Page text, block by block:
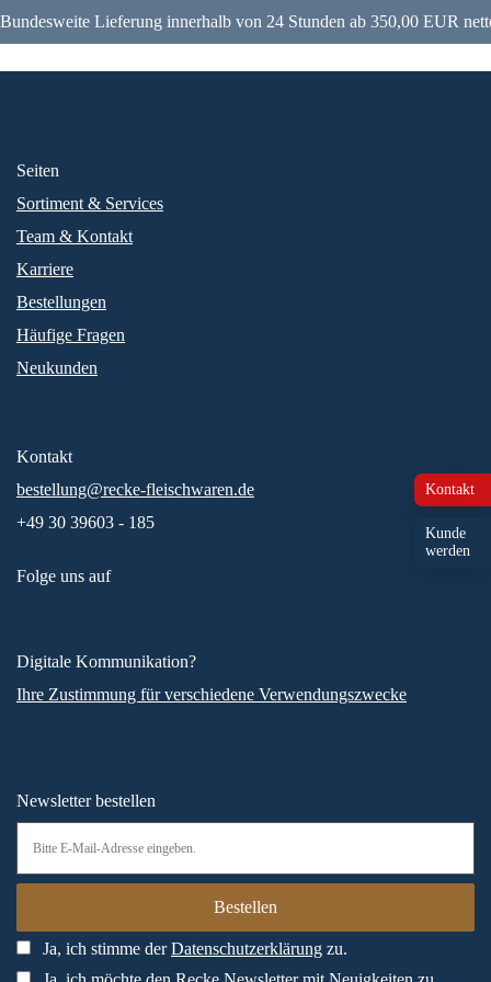
Bundesweite Lieferung innerhalb von 24 Stunden ab 350,00 EUR
Kontakt
Kunde
werden
Seiten
Sortiment & Services
Team & Kontakt
Karriere
Bestellungen
Häufige Fragen
Neukunden
Kontakt
bestellung@recke-fleischwaren.de
+49 30 39603 - 185
Folge uns auf
Digitale Kommunikation?
Ihre Zustimmung für verschiedene Verwendungszwecke
Newsletter bestellen
Ja, ich stimme derDatenschutzerklärung zu.